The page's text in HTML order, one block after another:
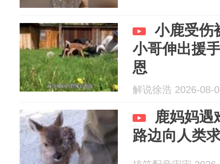
小鹿受伤
小哥伸出援
恩
解说徐浩 2026-08-
鹿妈妈遇
路边向人类